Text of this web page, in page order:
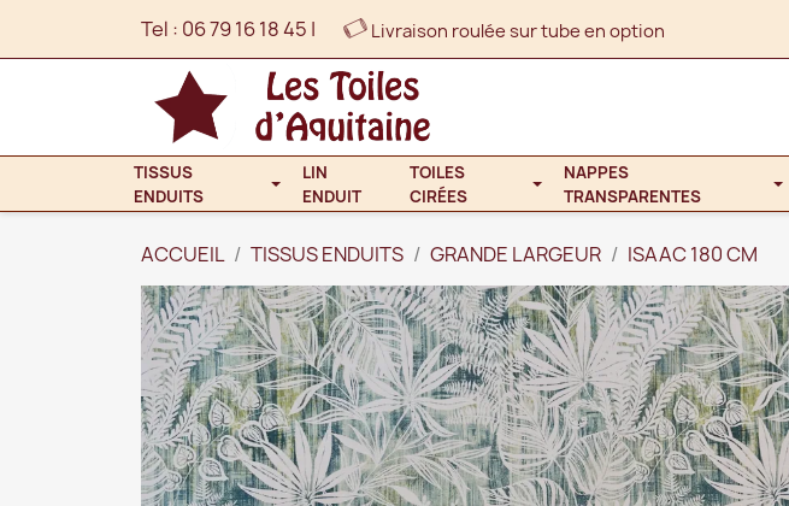
Tel : 06 79 16 18 45 | Livraison roulée sur tube en option
TISSUS
ENDUITS
LIN
ENDUIT
TOILES
CIRÉES
NAPPES
TRANSPARENTES
ACCUEIL TISSUS ENDUITS GRANDE LARGEUR ISAAC 180 CM